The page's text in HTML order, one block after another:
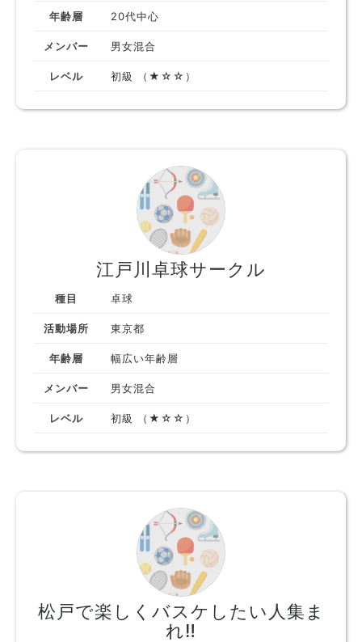
年齢層 20代中心
メンバー 男女混合
レベル 初級 （★☆☆）
江戸川卓球サークル
種目 卓球
活動場所 東京都
年齢層 幅広い年齢層
メンバー 男女混合
レベル 初級 （★☆☆）
松戸で楽しくバスケしたい人集ま
れ‼︎